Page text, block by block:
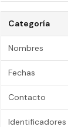
Categoría
Nombres
Fechas
Contacto
Identificadores